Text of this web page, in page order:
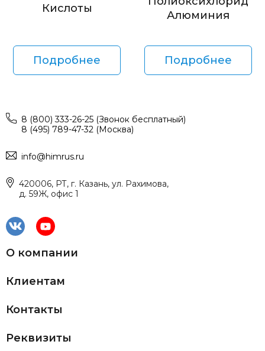
Кислоты
Подробнее
Алюминия
Подробнее
8 (800) 333-26-25 (Звонок бесплатный)
8 (495) 789-47-32 (Москва)
info@himrus.ru
420006, РТ, г. Казань, ул. Рахимова,
д. 59Ж, офис 1
О компании
Клиентам
Контакты
Реквизиты